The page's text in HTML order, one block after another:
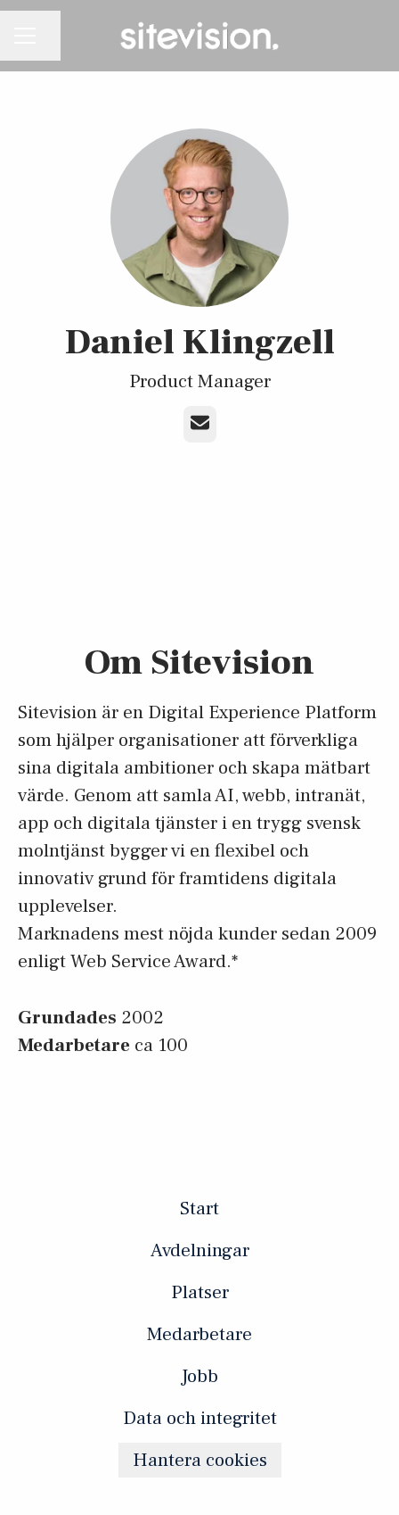
Daniel Klingzell
Product Manager
E-post
Om Sitevision
Sitevision är en Digital Experience Platform
som hjälper organisationer att förverkliga
sina digitala ambitioner och skapa mätbart
värde. Genom att samla AI, webb, intranät,
app och digitala tjänster i en trygg svensk
molntjänst bygger vi en flexibel och
innovativ grund för framtidens digitala
upplevelser.
Marknadens mest nöjda kunder sedan 2009
enligt Web Service Award.*
Grundades 2002
Medarbetare ca 100
Start
Avdelningar
Platser
Medarbetare
Jobb
Data och integritet
Hantera cookies